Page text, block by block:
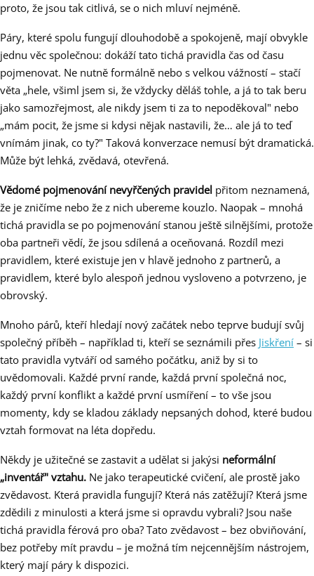
proto, že jsou tak citlivá, se o nich mluví nejméně.
Páry, které spolu fungují dlouhodobě a spokojeně, mají obvykle
jednu věc společnou: dokáží tato tichá pravidla čas od času
pojmenovat. Ne nutně formálně nebo s velkou vážností – stačí
věta „hele, všiml jsem si, že vždycky děláš tohle, a já to tak beru
jako samozřejmost, ale nikdy jsem ti za to nepoděkoval" nebo
„mám pocit, že jsme si kdysi nějak nastavili, že… ale já to teď
vnímám jinak, co ty?" Taková konverzace nemusí být dramatická.
Může být lehká, zvědavá, otevřená.
Vědomé pojmenování nevyřčených pravidel přitom neznamená,
že je zničíme nebo že z nich ubereme kouzlo. Naopak – mnohá
tichá pravidla se po pojmenování stanou ještě silnějšími, protože
oba partneři vědí, že jsou sdílená a oceňovaná. Rozdíl mezi
pravidlem, které existuje jen v hlavě jednoho z partnerů, a
pravidlem, které bylo alespoň jednou vysloveno a potvrzeno, je
obrovský.
Mnoho párů, kteří hledají nový začátek nebo teprve budují svůj
společný příběh – například ti, kteří se seznámili přes Jiskření – si
tato pravidla vytváří od samého počátku, aniž by si to
uvědomovali. Každé první rande, každá první společná noc,
každý první konflikt a každé první usmíření – to vše jsou
momenty, kdy se kladou základy nepsaných dohod, které budou
vztah formovat na léta dopředu.
Někdy je užitečné se zastavit a udělat si jakýsi neformální
„inventář" vztahu. Ne jako terapeutické cvičení, ale prostě jako
zvědavost. Která pravidla fungují? Která nás zatěžují? Která jsme
zdědili z minulosti a která jsme si opravdu vybrali? Jsou naše
tichá pravidla férová pro oba? Tato zvědavost – bez obviňování,
bez potřeby mít pravdu – je možná tím nejcennějším nástrojem,
který mají páry k dispozici.